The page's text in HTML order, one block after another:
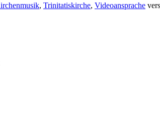
, Trinitatiskirche, Videoansprache